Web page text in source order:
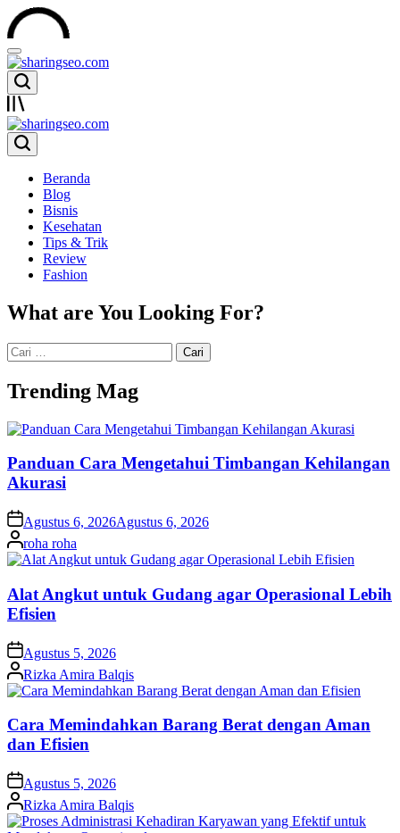
Skip
to
content
sharingseo.com
sharingseo.com
Beranda
Blog
Bisnis
Kesehatan
Tips & Trik
Review
Fashion
What are You Looking For?
Cari
untuk:
Trending Mag
Panduan Cara Mengetahui Timbangan Kehilangan
Akurasi
on Agustus 6, 2026Agustus 6, 2026
Posted
by
roha roha
Alat Angkut untuk Gudang agar Operasional Lebih
Efisien
on Agustus 5, 2026
Posted
by
Rizka Amira Balqis
Cara Memindahkan Barang Berat dengan Aman
dan Efisien
on Agustus 5, 2026
Posted
by
Rizka Amira Balqis